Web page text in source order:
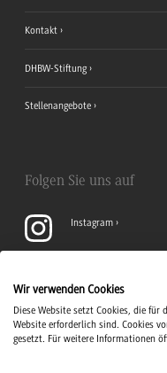
Kontakt
DHBW-Stiftung
Stellenangebote
Folgen Sie uns auf
Instagram
LinkedIn
Wir verwenden Cookies
Diese Website setzt Cookies, die für
Website erforderlich sind. Cookies
gesetzt. Für weitere Informationen